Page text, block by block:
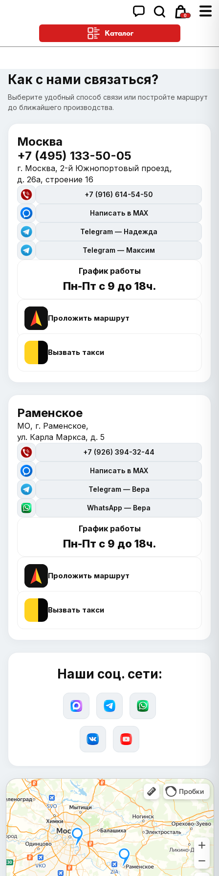
0
Каталог
Как с нами связаться?
Выберите удобный способ связи или постройте маршрут
до ближайшего производства.
Москва
+7 (495) 133-50-05
г. Москва, 2-й Южнопортовый проезд,
д. 26а, строение 16
+7 (916) 614-54-50
Написать в MAX
Telegram — Надежда
Telegram — Максим
График работы
Пн-Пт с 9 до 18ч.
Проложить маршрут
Вызвать такси
Раменское
МО, г. Раменское,
ул. Карла Маркса, д. 5
+7 (926) 394-32-44
Написать в MAX
Telegram — Вера
WhatsApp — Вера
График работы
Пн-Пт с 9 до 18ч.
Проложить маршрут
Вызвать такси
Наши соц. сети: